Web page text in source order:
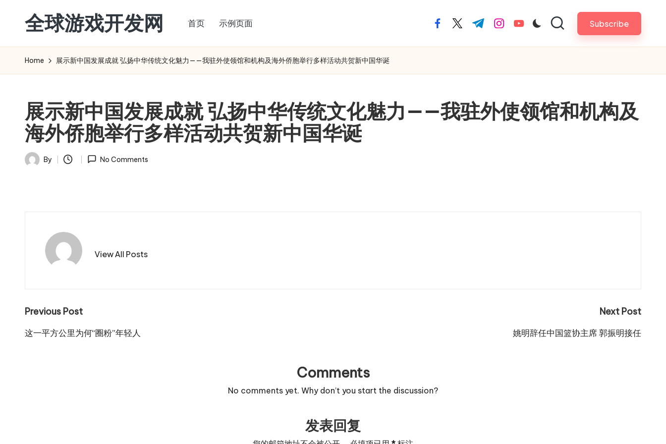
content
全球游戏开发网 首页 示例页面 facebook.com
twitter.com
t.me instagram.com
youtube.com Subscribe
Home 展示新中国发展成就 弘扬中华传统文化魅力——我驻外使领馆和机构及海外侨胞举行多样活动共贺新中国华诞
展示新中国发展成就 弘扬中华传统文化魅力——我驻外使领馆和机构及
海外侨胞举行多样活动共贺新中国华诞
Posted
By No Comments
View All Posts
Post
navigation
Previous Post
这一平方公里为何“圈粉”年轻人
Next Post
姚明辞任中国篮协主席 郭振明接任
Comments
No comments yet. Why don’t you start the discussion?
发表回复